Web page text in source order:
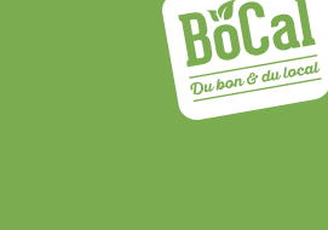
Menu
Footer